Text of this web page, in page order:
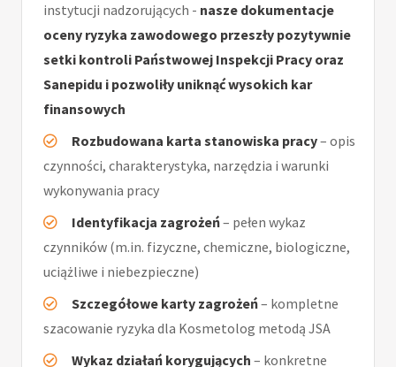
instytucji nadzorujących - nasze dokumentacje
oceny ryzyka zawodowego przeszły pozytywnie
setki kontroli Państwowej Inspekcji Pracy oraz
Sanepidu i pozwoliły uniknąć wysokich kar
finansowych
Rozbudowana karta stanowiska pracy– opis
czynności, charakterystyka, narzędzia i warunki
wykonywania pracy
Identyfikacja zagrożeń– pełen wykaz
czynników (m.in. fizyczne, chemiczne, biologiczne,
uciążliwe i niebezpieczne)
Szczegółowe karty zagrożeń– kompletne
szacowanie ryzyka dla Kosmetolog metodą JSA
Wykaz działań korygujących – konkretne